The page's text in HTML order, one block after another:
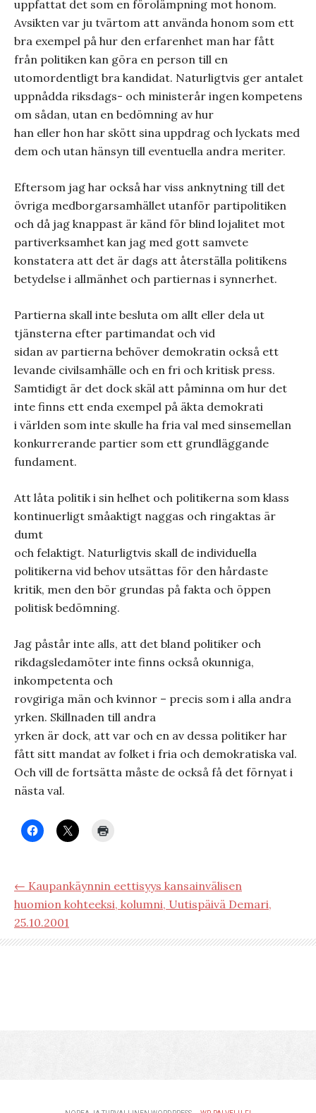
uppfattat det som en förolämpning mot honom.
Avsikten var ju tvärtom att använda honom som ett
bra exempel på hur den erfarenhet man har fått
från politiken kan göra en person till en
utomordentligt bra kandidat. Naturligtvis ger antalet
uppnådda riksdags- och ministerår ingen kompetens
om sådan, utan en bedömning av hur
han eller hon har skött sina uppdrag och lyckats med
dem och utan hänsyn till eventuella andra meriter.
Eftersom jag har också har viss anknytning till det
övriga medborgarsamhället utanför partipolitiken
och då jag knappast är känd för blind lojalitet mot
partiverksamhet kan jag med gott samvete
konstatera att det är dags att återställa politikens
betydelse i allmänhet och partiernas i synnerhet.
Partierna skall inte besluta om allt eller dela ut
tjänsterna efter partimandat och vid
sidan av partierna behöver demokratin också ett
levande civilsamhälle och en fri och kritisk press.
Samtidigt är det dock skäl att påminna om hur det
inte finns ett enda exempel på äkta demokrati
i världen som inte skulle ha fria val med sinsemellan
konkurrerande partier som ett grundläggande
fundament.
Att låta politik i sin helhet och politikerna som klass
kontinuerligt småaktigt naggas och ringaktas är
dumt
och felaktigt. Naturligtvis skall de individuella
politikerna vid behov utsättas för den hårdaste
kritik, men den bör grundas på fakta och öppen
politisk bedömning.
Jag påstår inte alls, att det bland politiker och
rikdagsledamöter inte finns också okunniga,
inkompetenta och
rovgiriga män och kvinnor – precis som i alla andra
yrken. Skillnaden till andra
yrken är dock, att var och en av dessa politiker har
fått sitt mandat av folket i fria och demokratiska val.
Och vill de fortsätta måste de också få det förnyat i
nästa val.
← Kaupankäynnin eettisyys kansainvälisen
huomion kohteeksi, kolumni, Uutispäivä Demari,
25.10.2001